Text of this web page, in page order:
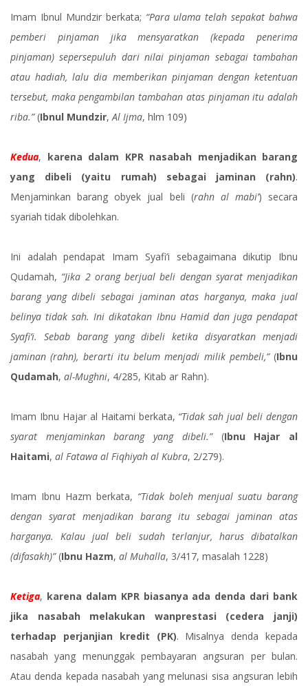
Imam Ibnul Mundzir berkata; “Para ulama telah sepakat bahwa
pemberi pinjaman jika mensyaratkan (kepada penerima
pinjaman) sepersepuluh dari nilai pinjaman sebagai tambahan
atau hadiah, lalu dia memberikan pinjaman dengan ketentuan
tersebut, maka pengambilan tambahan atas pinjaman itu adalah
riba.”(Ibnul Mundzir,Al Ijma, hlm 109)
Kedua, karena dalam KPR nasabah menjadikan barang
yang dibeli (yaitu rumah) sebagai jaminan (rahn).
Menjaminkan barang obyek jual beli (rahn al mabi’) secara
syariah tidak dibolehkan.
Ini adalah pendapat Imam Syafi’i sebagaimana dikutip Ibnu
Qudamah, “Jika 2 orang berjual beli dengan syarat menjadikan
barang yang dibeli sebagai jaminan atas harganya, maka jual
belinya tidak sah. Ini dikatakan Ibnu Hamid dan juga pendapat
Syafi’i. Sebab barang yang dibeli ketika disyaratkan menjadi
jaminan (rahn), berarti itu belum menjadi milik pembeli,”(Ibnu
Qudamah, al-Mughni, 4/285, Kitab ar Rahn).
Imam Ibnu Hajar al Haitami berkata, “Tidak sah jual beli dengan
syarat menjaminkan barang yang dibeli.”(Ibnu Hajar al
Haitami, al Fatawa al Fiqhiyah al Kubra, 2/279).
Imam Ibnu Hazm berkata, “Tidak boleh menjual suatu barang
dengan syarat menjadikan barang itu sebagai jaminan atas
harganya. Kalau jual beli sudah terlanjur, harus dibatalkan
(difasakh)”(Ibnu Hazm, al Muhalla, 3/417, masalah 1228)
Ketiga, karena dalam KPR biasanya ada denda dari bank
jika nasabah melakukan wanprestasi (cedera janji)
terhadap perjanjian kredit (PK). Misalnya denda kepada
nasabah yang menunggak pembayaran angsuran per bulan.
Atau denda kepada nasabah yang melunasi sisa angsuran lebih